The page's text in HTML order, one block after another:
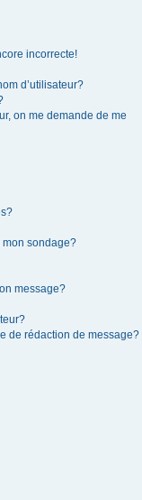
incorrecte!
d’utilisateur?
on me demande de me
mon sondage?
message?
de rédaction de message?